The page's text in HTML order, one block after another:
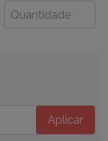
Aplicar